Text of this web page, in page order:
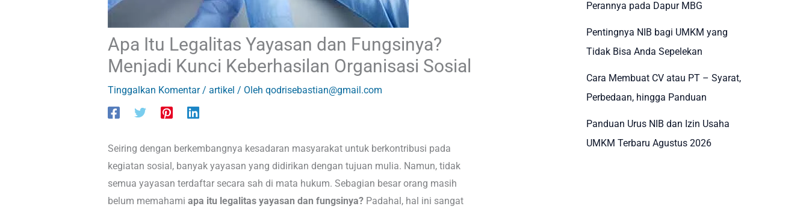
Apa Itu Legalitas Yayasan dan Fungsinya?
Menjadi Kunci Keberhasilan Organisasi Sosial
Tinggalkan Komentar / artikel / Oleh qodrisebastian@gmail.com
Seiring dengan berkembangnya kesadaran masyarakat untuk berkontribusi pada
kegiatan sosial, banyak yayasan yang didirikan dengan tujuan mulia. Namun, tidak
semua yayasan terdaftar secara sah di mata hukum. Sebagian besar orang masih
belum memahami apa itu legalitas yayasan dan fungsinya?Padahal, hal ini sangat
Perannya pada Dapur MBG
Pentingnya NIB bagi UMKM yang
Tidak Bisa Anda Sepelekan
Cara Membuat CV atau PT – Syarat,
Perbedaan, hingga Panduan
Panduan Urus NIB dan Izin Usaha
UMKM Terbaru Agustus 2026